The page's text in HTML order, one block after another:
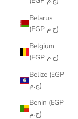
Belarus
(EGP ج.م)
Belgium
(EGP ج.م)
Belize (EGP
ج.م)
Benin (EGP
ج.م)